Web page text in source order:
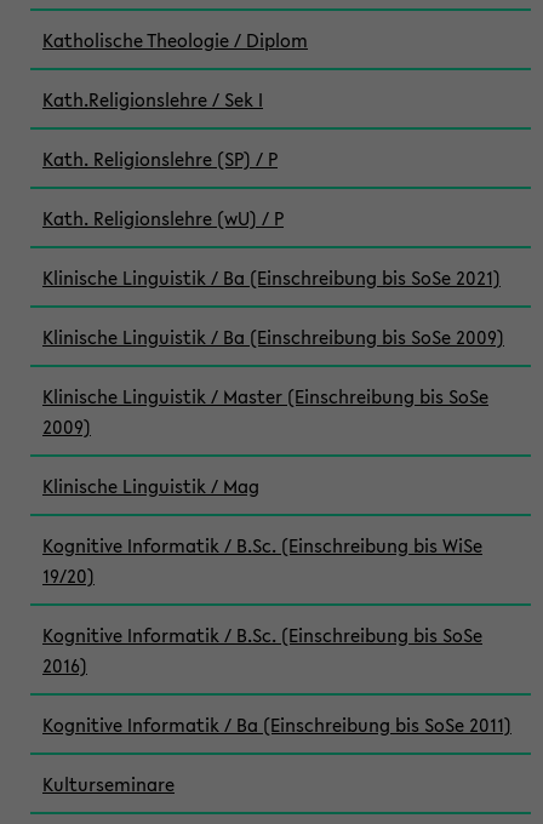
Katholische Theologie / Diplom
Kath.Religionslehre / Sek I
Kath. Religionslehre (SP) / P
Kath. Religionslehre (wU) / P
Klinische Linguistik / Ba (Einschreibung bis SoSe 2021)
Klinische Linguistik / Ba (Einschreibung bis SoSe 2009)
Klinische Linguistik / Master (Einschreibung bis SoSe
2009)
Klinische Linguistik / Mag
Kognitive Informatik / B.Sc. (Einschreibung bis WiSe
19/20)
Kognitive Informatik / B.Sc. (Einschreibung bis SoSe
2016)
Kognitive Informatik / Ba (Einschreibung bis SoSe 2011)
Kulturseminare